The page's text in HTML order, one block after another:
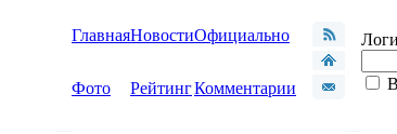
ГлавнаяНовостиОфициально
Фото РейтингКомментарии